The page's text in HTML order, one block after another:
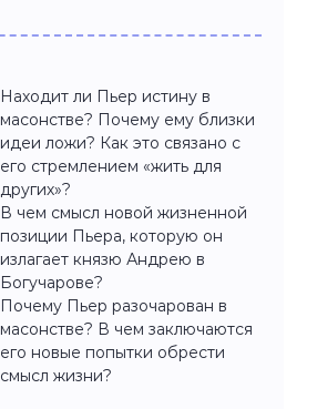
Находит ли Пьер истину в
масонстве? Почему ему близки
идеи ложи? Как это связано с
его стремлением «жить для
других»?
В чем смысл новой жизненной
позиции Пьера, которую он
излагает князю Андрею в
Богучарове?
Почему Пьер разочарован в
масонстве? В чем заключаются
его новые попытки обрести
смысл жизни?